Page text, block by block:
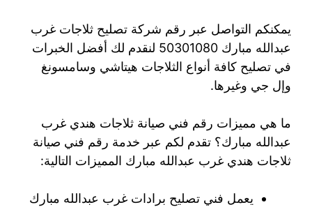
يمكنكم التواصل عبر رقم شركة تصليح ثلاجات غرب
عبدالله مبارك 50301080 لنقدم لك أفضل الخبرات
في تصليح كافة أنواع الثلاجات هيتاشي وسامسونغ
وإل جي وغيرها.
ما هي مميزات رقم فني صيانة ثلاجات هندي غرب
عبدالله مبارك؟ تقدم لكم عبر خدمة رقم فني صيانة
ثلاجات هندي غرب عبدالله مبارك المميزات التالية:
يعمل فني تصليح برادات غرب عبدالله مبارك